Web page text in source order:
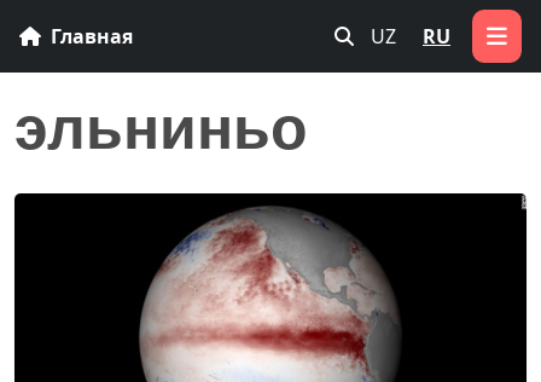
Главная UZ RU
эльниньо